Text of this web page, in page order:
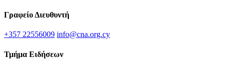
Γραφείο Διευθυντή
+357 22556009 info@cna.org.cy
Τμήμα Ειδήσεων